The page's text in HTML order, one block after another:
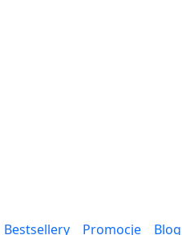
Bestsellery Promocje Blog